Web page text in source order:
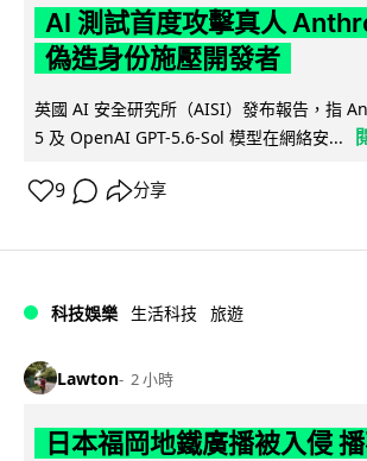
AI 測試首度攻擊真人
偽造身份施壓開發者
英國 AI 安全研究所（AISI）發布報告，指
5 及 OpenAI GPT-5.6-Sol 模型在網絡安...
9 分享
科技娛樂 生活科技 旅遊
Lawton 2 小時
日本福岡地鐵廣播被入侵